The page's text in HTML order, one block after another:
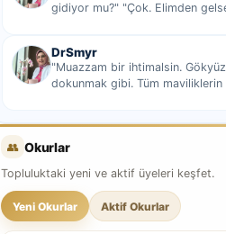
gidiyor mu?" "Çok. Elimden
DrSmyr
"Muazzam bir ihtimalsin.
dokunmak gibi. Tüm maviliklerin
👥 Okurlar
Topluluktaki yeni ve aktif üyeleri keşfet.
Yeni Okurlar Aktif Okurlar